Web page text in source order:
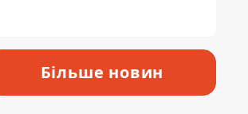
Більше новин